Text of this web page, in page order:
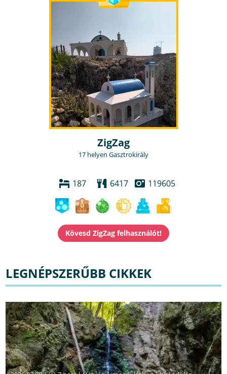
ZigZag
17 helyen Gasztrokirály
187 6417 119605
LEGNÉPSZERŰBB CIKKEK